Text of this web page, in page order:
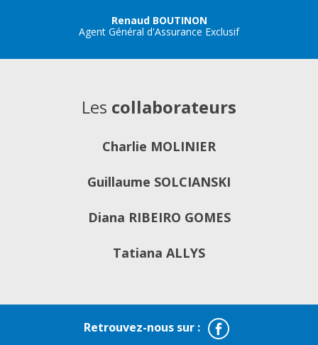
Renaud BOUTINON
Agent Général d'Assurance Exclusif
Les collaborateurs
Charlie MOLINIER
Guillaume SOLCIANSKI
Diana RIBEIRO GOMES
Tatiana ALLYS
Retrouvez-nous sur : Facebook